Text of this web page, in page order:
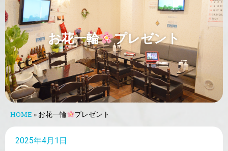
お花一輪 プレゼント
HOME » お花一輪 プレゼント
2025年4月1日